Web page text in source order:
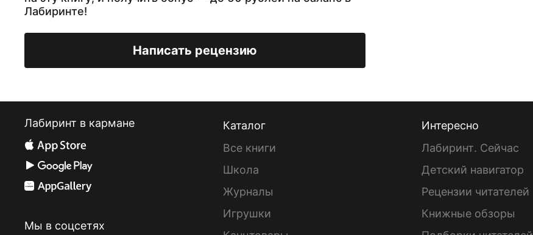
Лабиринте!
Написать рецензию
Лабиринт в кармане
Мы в соцсетях
Каталог
Все книги
Школа
Журналы
Игрушки
Интересно
Лабиринт. Сейчас
Детский навигатор
Рецензии читателей
Книжные обзоры